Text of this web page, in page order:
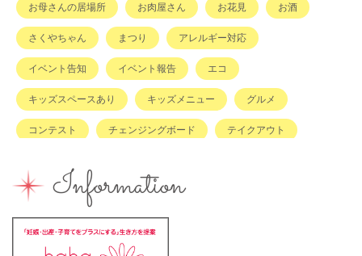
お母さんの居場所 お肉屋さん お花見 お酒
さくやちゃん まつり アレルギー対応
イベント告知 イベント報告 エコ
キッズスペースあり キッズメニュー グルメ
コンテスト チェンジングボード テイクアウト
バーベキュー ベビーカーOK
ベビ＊ステ マタニティ
ママの息抜き ミルク用お湯提供
Information